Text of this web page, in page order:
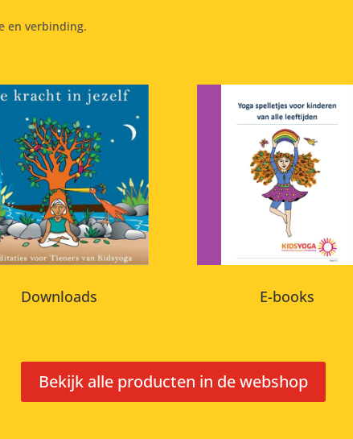
en verbinding.
Downloads E-books
Bekijk alle producten in de webshop